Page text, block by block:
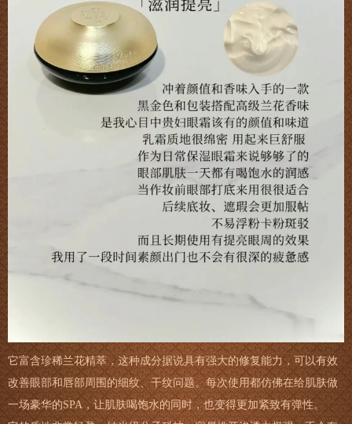
它富含珍稀兰花精萃，这种成分据说具有强大的修复能力，可以有效
改善眼部和唇部周围的细纹、干纹问题。每次使用都仿佛在给肌肤做
一场豪华的SPA，让肌肤喝饱水的同时，也变得更加紧致有弹性。